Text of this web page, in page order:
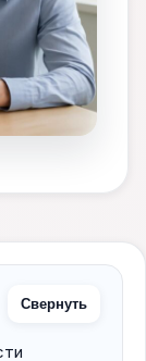
Свернуть